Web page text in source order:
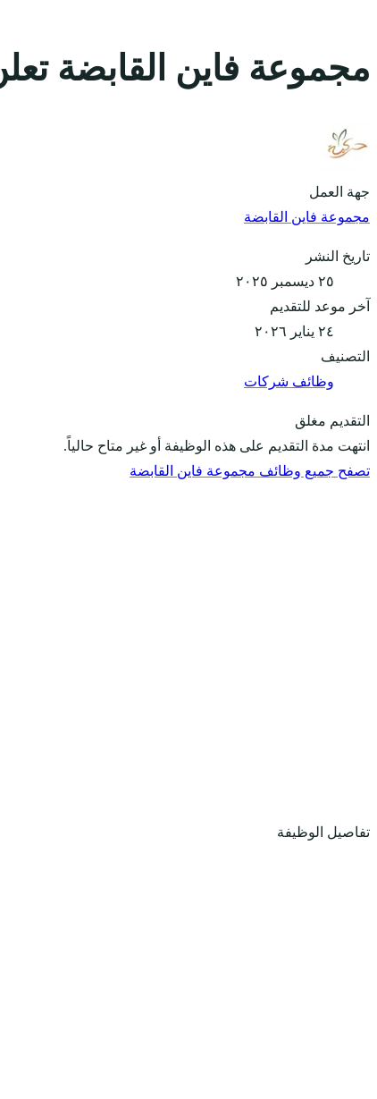
مجموعة فاين القابضة
جهة العمل
مجموعة فاين القابضة
تاريخ النشر
٢٥ ديسمبر ٢٠٢٥
آخر موعد للتقديم
٢٤ يناير ٢٠٢٦
التصنيف
وظائف شركات
التقديم مغلق
انتهت مدة التقديم على هذه الوظيفة أو غير متاح حالياً.
تصفح جميع وظائف مجموعة فاين القابضة
تفاصيل الوظيفة